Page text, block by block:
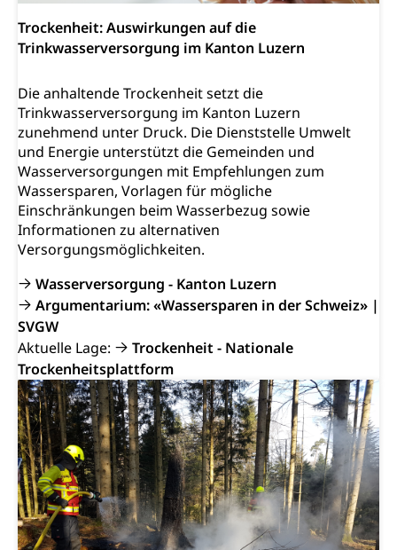
Trockenheit: Auswirkungen auf die
Trinkwasserversorgung im Kanton Luzern
Die anhaltende Trockenheit setzt die
Trinkwasserversorgung im Kanton Luzern
zunehmend unter Druck. Die Dienststelle Umwelt
und Energie unterstützt die Gemeinden und
Wasserversorgungen mit Empfehlungen zum
Wassersparen, Vorlagen für mögliche
Einschränkungen beim Wasserbezug sowie
Informationen zu alternativen
Versorgungsmöglichkeiten.
Wasserversorgung - Kanton Luzern
Argumentarium: «Wassersparen in der Schweiz» |
SVGW
Aktuelle Lage:
Trockenheit - Nationale
Trockenheitsplattform